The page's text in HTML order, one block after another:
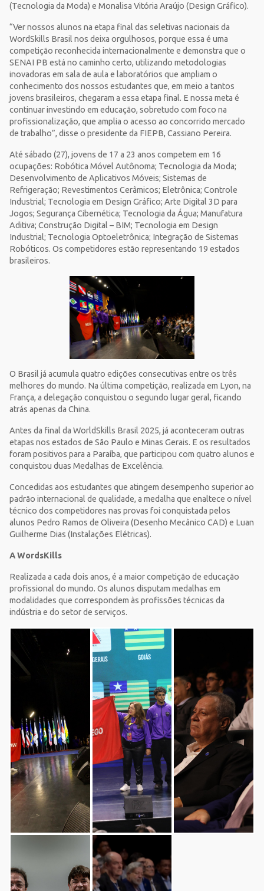
(Tecnologia da Moda) e Monalisa Vitória Araújo (Design Gráfico).
“Ver nossos alunos na etapa final das seletivas nacionais da
WordSkills Brasil nos deixa orgulhosos, porque essa é uma
competição reconhecida internacionalmente e demonstra que o
SENAI PB está no caminho certo, utilizando metodologias
inovadoras em sala de aula e laboratórios que ampliam o
conhecimento dos nossos estudantes que, em meio a tantos
jovens brasileiros, chegaram a essa etapa final. E nossa meta é
continuar investindo em educação, sobretudo com foco na
profissionalização, que amplia o acesso ao concorrido mercado
de trabalho”, disse o presidente da FIEPB, Cassiano Pereira.
Até sábado (27), jovens de 17 a 23 anos competem em 16
ocupações: Robótica Móvel Autônoma; Tecnologia da Moda;
Desenvolvimento de Aplicativos Móveis; Sistemas de
Refrigeração; Revestimentos Cerâmicos; Eletrônica; Controle
Industrial; Tecnologia em Design Gráfico; Arte Digital 3D para
Jogos; Segurança Cibernética; Tecnologia da Água; Manufatura
Aditiva; Construção Digital – BIM; Tecnologia em Design
Industrial; Tecnologia Optoeletrônica; Integração de Sistemas
Robóticos. Os competidores estão representando 19 estados
brasileiros.
O Brasil já acumula quatro edições consecutivas entre os três
melhores do mundo. Na última competição, realizada em Lyon, na
França, a delegação conquistou o segundo lugar geral, ficando
atrás apenas da China.
Antes da final da WorldSkills Brasil 2025, já aconteceram outras
etapas nos estados de São Paulo e Minas Gerais. E os resultados
foram positivos para a Paraíba, que participou com quatro alunos e
conquistou duas Medalhas de Excelência.
Concedidas aos estudantes que atingem desempenho superior ao
padrão internacional de qualidade, a medalha que enaltece o nível
técnico dos competidores nas provas foi conquistada pelos
alunos Pedro Ramos de Oliveira (Desenho Mecânico CAD) e Luan
Guilherme Dias (Instalações Elétricas).
A WordsKills
Realizada a cada dois anos, é a maior competição de educação
profissional do mundo. Os alunos disputam medalhas em
modalidades que correspondem às profissões técnicas da
indústria e do setor de serviços.